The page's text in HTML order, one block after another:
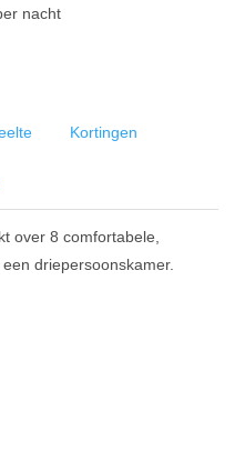
nacht
Kortingen
over 8 comfortabele,
driepersoonskamer.